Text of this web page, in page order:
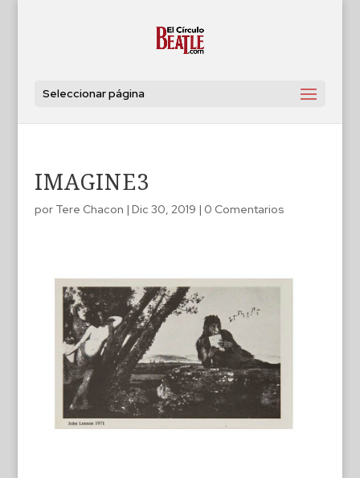
Seleccionar página
IMAGINE3
por Tere Chacon | Dic 30, 2019 | 0 Comentarios